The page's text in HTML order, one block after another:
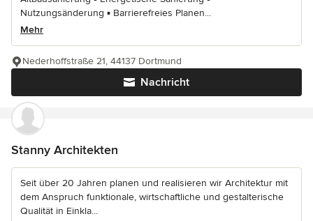
Nutzungsänderung ▪ Barrierefreies Planen...
Mehr
Nachricht
Nederhoffstraße 21, 44137 Dortmund
Stanny Architekten
Seit über 20 Jahren planen und realisieren wir Architektur mit
dem Anspruch funktionale, wirtschaftliche und gestalterische
Qualität in Einkla...